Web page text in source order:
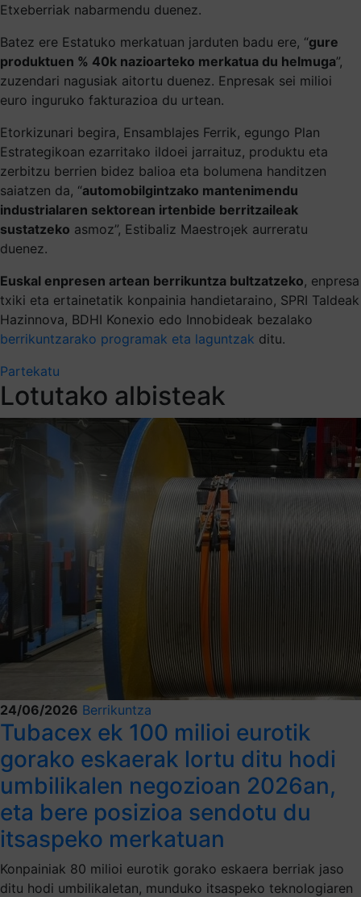
Etxeberriak nabarmendu duenez.
Batez ere Estatuko merkatuan jarduten badu ere, “gure
produktuen % 40k nazioarteko merkatua du helmuga”,
zuzendari nagusiak aitortu duenez. Enpresak sei milioi
euro inguruko fakturazioa du urtean.
Etorkizunari begira, Ensamblajes Ferrik, egungo Plan
Estrategikoan ezarritako ildoei jarraituz, produktu eta
zerbitzu berrien bidez balioa eta bolumena handitzen
saiatzen da, “automobilgintzako mantenimendu
industrialaren sektorean irtenbide berritzaileak
sustatzeko asmoz”, Estibaliz Maestro¡ek aurreratu
duenez.
Euskal enpresen artean berrikuntza bultzatzeko, enpresa
txiki eta ertainetatik konpainia handietaraino, SPRI Taldeak
Hazinnova, BDHI Konexio edo Innobideak bezalako
berrikuntzarako programak eta laguntzak ditu.
Partekatu
Lotutako albisteak
24/06/2026 Berrikuntza
Tubacex ek 100 milioi eurotik
gorako eskaerak lortu ditu hodi
umbilikalen negozioan 2026an,
eta bere posizioa sendotu du
itsaspeko merkatuan
Konpainiak 80 milioi eurotik gorako eskaera berriak jaso
ditu hodi umbilikaletan, munduko itsaspeko teknologiaren